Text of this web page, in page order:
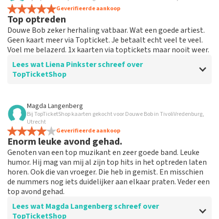
Geverifieerde aankoop
Top optreden
Douwe Bob zeker herhaling vatbaar. Wat een goede artiest.
Geen kaart meer via Topticket. Je betaalt echt veel te veel.
Voel me belazerd. 1x kaarten via toptickets maar nooit weer.
Lees wat Liena Pinkster schreef over
TopTicketShop
Beoordeling van Liena Pinkster over
Te dure kaarten
Je betaalt echt veel teveel. Voel me belazerd. 1x
kaarten gekocht via Toptickets en nooit weer. Gewoon
veel te duur. Bij Hedon zelf waren ze veel goedkoper
Beste Liena, Bedankt voor het schrijven van een review
op onze website. Uw feedback vinden wij erg belangrijk.
U helpt ons zo onze dienstverlening te verbeteren en
Reactie van TopTicketShop
Magda Langenberg
Bij TopTicketShop kaarten gekocht voor Douwe Bob in TivoliVredenburg,
Utrecht
Geverifieerde aankoop
Enorm leuke avond gehad.
Genoten van een top muzikant en zeer goede band. Leuke
humor. Hij mag van mij al zijn top hits in het optreden laten
horen. Ook die van vroeger. Die heb in gemist. En misschien
de nummers nog iets duidelijker aan elkaar praten. Veder een
top avond gehad.
Lees wat Magda Langenberg schreef over
TopTicketShop